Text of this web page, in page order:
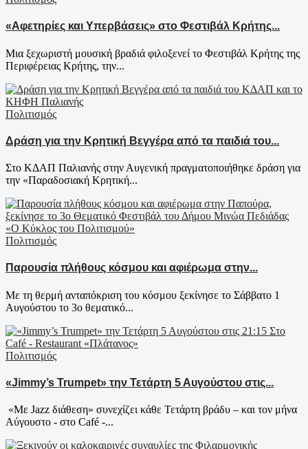
«Αφετηρίες και Υπερβάσεις» στο Φεστιβάλ Κρήτης...
Μια ξεχωριστή μουσική βραδιά φιλοξενεί το Φεστιβάλ Κρήτης της
Περιφέρειας Κρήτης, την...
Πολιτισμός
Δράση για την Κρητική Βεγγέρα από τα παιδιά του...
Στο ΚΔΑΠ Παλιανής στην Αυγενική πραγματοποιήθηκε δράση για
την «Παραδοσιακή Κρητική...
Πολιτισμός
Παρουσία πλήθους κόσμου και αφιέρωμα στην...
Με τη θερμή ανταπόκριση του κόσμου ξεκίνησε το Σάββατο 1
Αυγούστου το 3ο θεματικό...
Πολιτισμός
«Jimmy’s Trumpet» την Τετάρτη 5 Αυγούστου στις...
«Με Jazz διάθεση» συνεχίζει κάθε Τετάρτη βράδυ – και τον μήνα
Αύγουστο - στο Café -...